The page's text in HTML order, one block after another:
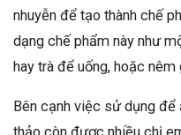
nhuyễn để tạo thành chế
dạng chế phẩm này như
hay trà để uống, hoặc nêm
Bên cạnh việc sử dụng để